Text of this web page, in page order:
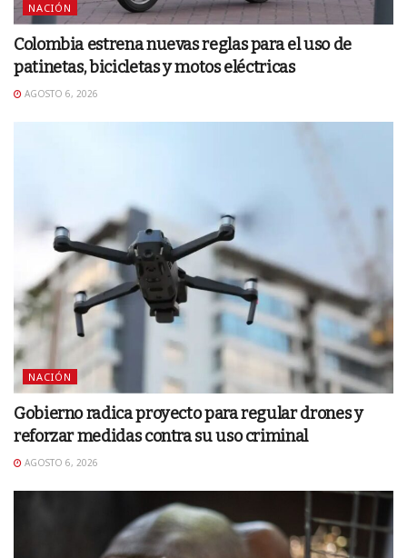
NACIÓN
Colombia estrena nuevas reglas para el uso de
patinetas, bicicletas y motos eléctricas
AGOSTO 6, 2026
NACIÓN
Gobierno radica proyecto para regular drones y
reforzar medidas contra su uso criminal
AGOSTO 6, 2026